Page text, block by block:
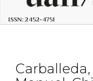
ISSN: 2452-4751